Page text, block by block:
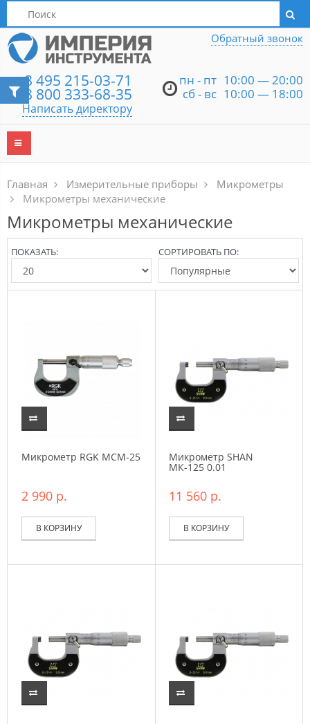
Написать директору
8 495 215-03-71
8 800 333-68-35
Написать директору
пн - пт 10:00 — 20:00
сб - вс 10:00 — 18:00
Обратный звонок
Главная Измерительные приборы
Микрометры
Микрометры механические
Микрометры механические
СОРТИРОВАТЬ ПО:
ПОКАЗАТЬ:
Микрометр RGK MCM-25
2 990 р.
В КОРЗИНУ
Микрометр SHAN
МК-125 0.01
11 560 р.
В КОРЗИНУ